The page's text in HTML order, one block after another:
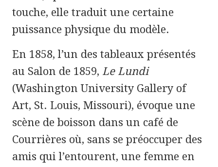
touche, elle traduit une certaine
puissance physique du modèle.
En 1858, l’un des tableaux présentés
au Salon de 1859, Le Lundi
(Washington University Gallery of
Art, St. Louis, Missouri), évoque une
scène de boisson dans un café de
Courrières où, sans se préoccuper des
amis qui l’entourent, une femme en